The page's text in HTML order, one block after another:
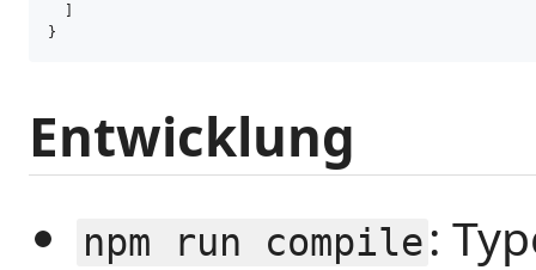
  ]
}
Entwicklung
npm run compile: